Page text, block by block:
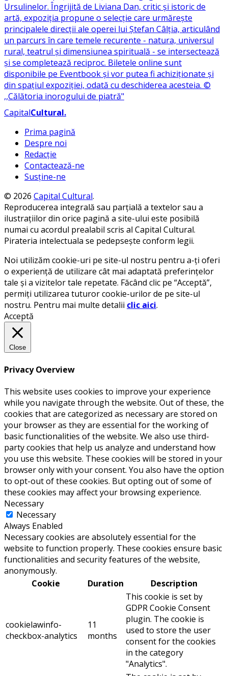
CapitalCultural.
Prima pagină
Despre noi
Redacție
Contactează-ne
Susține-ne
© 2026 Capital Cultural.
Reproducerea integrală sau parțială a textelor sau a
ilustrațiilor din orice pagină a site-ului este posibilă
numai cu acordul prealabil scris al Capital Cultural.
Pirateria intelectuala se pedepsește conform legii.
Noi utilizăm cookie-uri pe site-ul nostru pentru a-ți oferi
o experiență de utilizare cât mai adaptată preferințelor
tale și a vizitelor tale repetate. Făcând clic pe “Acceptă”,
permiți utilizarea tuturor cookie-urilor de pe site-ul
nostru. Pentru mai multe detalii clic aici.
Acceptă
Close
Privacy Overview
This website uses cookies to improve your experience
while you navigate through the website. Out of these, the
cookies that are categorized as necessary are stored on
your browser as they are essential for the working of
basic functionalities of the website. We also use third-
party cookies that help us analyze and understand how
you use this website. These cookies will be stored in your
browser only with your consent. You also have the option
to opt-out of these cookies. But opting out of some of
these cookies may affect your browsing experience.
Necessary
Necessary
Always Enabled
Necessary cookies are absolutely essential for the
website to function properly. These cookies ensure basic
functionalities and security features of the website,
anonymously.
Cookie
Duration Description
cookielawinfo-
checkbox-analytics
11
months
This cookie is set by
GDPR Cookie Consent
plugin. The cookie is
used to store the user
consent for the cookies
in the category
"Analytics".